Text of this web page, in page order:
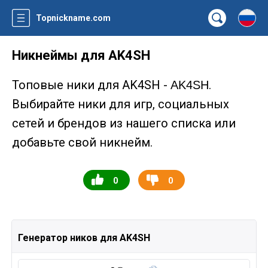
Topnickname.com
Никнеймы для AK4SH
Топовые ники для AK4SH - AK4SH.
Выбирайте ники для игр, социальных
сетей и брендов из нашего списка или
добавьте свой никнейм.
0 0
Генератор ников для AK4SH